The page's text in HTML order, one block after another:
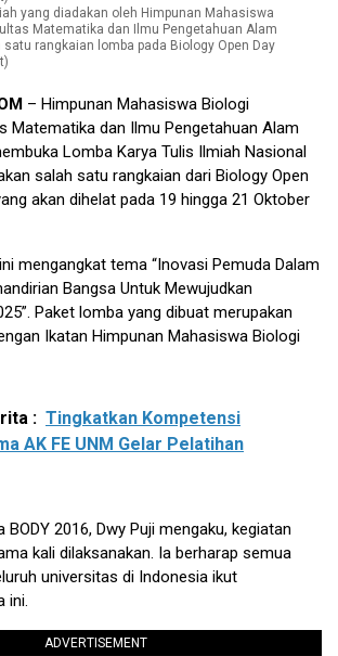
yang diadakan oleh Himpunan Mahasiswa
Matematika dan Ilmu Pengetahuan Alam
satu rangkaian lomba pada Biology Open Day
– Himpunan Mahasiswa Biologi
Matematika dan Ilmu Pengetahuan Alam
Lomba Karya Tulis Ilmiah Nasional
salah satu rangkaian dari Biology Open
akan dihelat pada 19 hingga 21 Oktober
mengangkat tema “Inovasi Pemuda Dalam
Bangsa Untuk Mewujudkan
Paket lomba yang dibuat merupakan
Ikatan Himpunan Mahasiswa Biologi
: Tingkatkan Kompetensi
AK FE UNM Gelar Pelatihan
2016, Dwy Puji mengaku, kegiatan
kali dilaksanakan. Ia berharap semua
universitas di Indonesia ikut
ini.
ADVERTISEMENT